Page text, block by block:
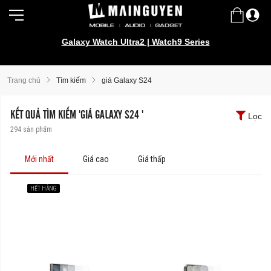
Galaxy Watch Ultra2 | Watch9 Series
Trang chủ Tìm kiếm giá Galaxy S24
KẾT QUẢ TÌM KIẾM 'GIÁ GALAXY S24 '
294 sản phẩm
Lọc
Mới nhất Giá cao Giá thấp
HẾT HÀNG